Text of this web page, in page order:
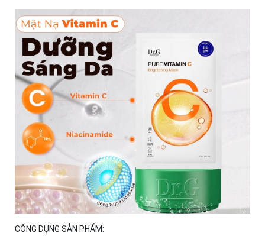
CÔNG DỤNG SẢN PHẨM: